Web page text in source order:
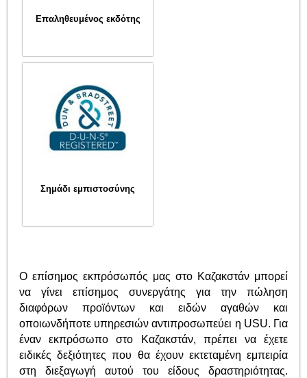
Επαληθευμένος εκδότης
Σημάδι εμπιστοσύνης
Ο επίσημος εκπρόσωπός μας στο Καζακστάν μπορεί
να γίνει επίσημος συνεργάτης για την πώληση
διαφόρων προϊόντων και ειδών αγαθών και
οποιωνδήποτε υπηρεσιών αντιπροσωπεύει η USU. Για
έναν εκπρόσωπο στο Καζακστάν, πρέπει να έχετε
ειδικές δεξιότητες που θα έχουν εκτεταμένη εμπειρία
στη διεξαγωγή αυτού του είδους δραστηριότητας.